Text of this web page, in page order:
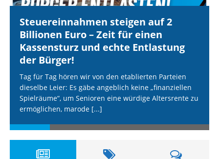
Steuereinnahmen steigen auf 2
Billionen Euro – Zeit für einen
Kassensturz und echte Entlastung
der Bürger!
Tag für Tag hören wir von den etablierten Parteien
dieselbe Leier: Es gäbe angeblich keine „finanziellen
Spielräume“, um Senioren eine würdige Altersrente zu
ermöglichen, marode [...]